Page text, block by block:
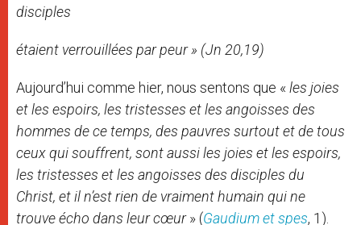
disciples
étaient verrouillées par peur » (Jn 20,19)
Aujourd’hui comme hier, nous sentons que « les joies
et les espoirs, les tristesses et les angoisses des
hommes de ce temps, des pauvres surtout et de tous
ceux qui souffrent, sont aussi les joies et les espoirs,
les tristesses et les angoisses des disciples du
Christ, et il n’est rien de vraiment humain qui ne
trouve écho dans leur cœur» (Gaudium et spes, 1).